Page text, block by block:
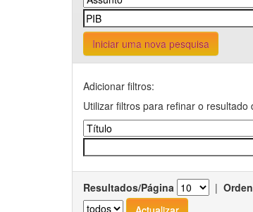
Iniciar uma nova pesquisa
Adicionar filtros:
Utilizar filtros para refinar o resultado
Resultados/Página |